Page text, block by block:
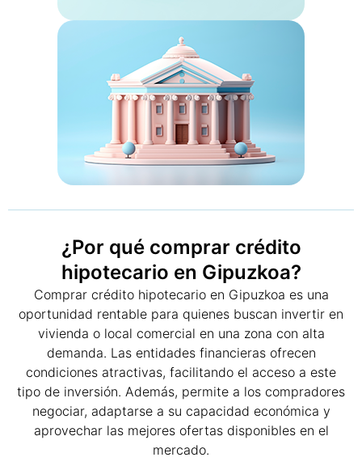
¿Por qué comprar crédito
hipotecario en Gipuzkoa?
Comprar crédito hipotecario en Gipuzkoa es una
oportunidad rentable para quienes buscan invertir en
vivienda o local comercial en una zona con alta
demanda. Las entidades financieras ofrecen
condiciones atractivas, facilitando el acceso a este
tipo de inversión. Además, permite a los compradores
negociar, adaptarse a su capacidad económica y
aprovechar las mejores ofertas disponibles en el
mercado.